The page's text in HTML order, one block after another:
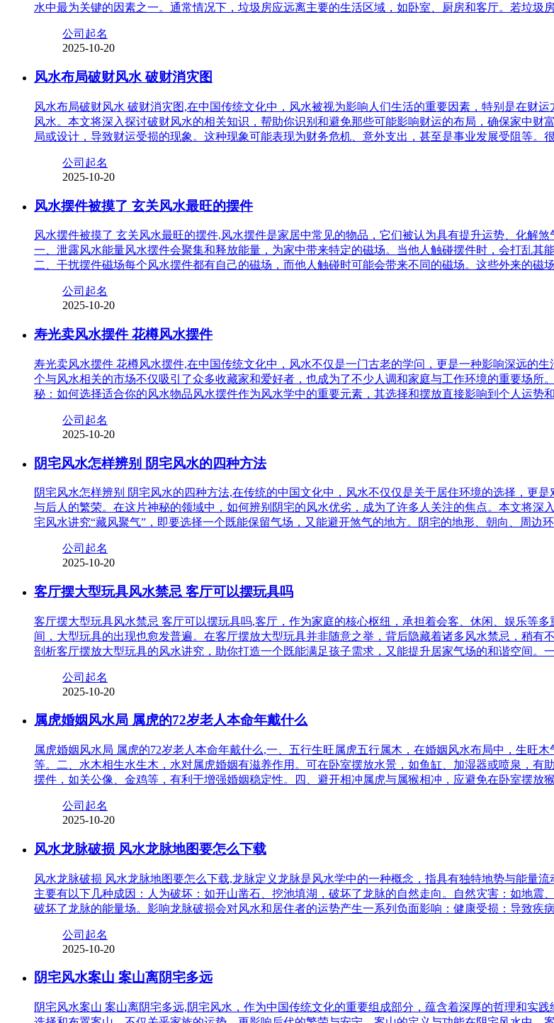
水中最为关键的因素之一。通常情况下，垃圾房应远离主要的生活区域，如卧室、厨房和客厅。若垃圾
公司起名
2025-10-20
风水布局破财风水 破财消灾图
风水布局破财风水 破财消灾图,在中国传统文化中，风水被视为影响人们生活的重要因素，特别是在财
风水。本文将深入探讨破财风水的相关知识，帮助你识别和避免那些可能影响财运的布局，确保家中
局或设计，导致财运受损的现象。这种现象可能表现为财务危机、意外支出，甚至是事业发展受阻等。
公司起名
2025-10-20
风水摆件被摸了 玄关风水最旺的摆件
风水摆件被摸了 玄关风水最旺的摆件,风水摆件是家居中常见的物品，它们被认为具有提升运势、化解
一、泄露风水能量风水摆件会聚集和释放能量，为家中带来特定的磁场。当他人触碰摆件时，会打乱其
二、干扰摆件磁场每个风水摆件都有自己的磁场，而他人触碰时可能会带来不同的磁场。这些外来的磁
公司起名
2025-10-20
寿光卖风水摆件 花樽风水摆件
寿光卖风水摆件 花樽风水摆件,在中国传统文化中，风水不仅是一门古老的学问，更是一种影响深远的
个与风水相关的市场不仅吸引了众多收藏家和爱好者，也成为了不少人调和家庭与工作环境的重要场
秘：如何选择适合你的风水物品风水摆件作为风水学中的重要元素，其选择和摆放直接影响到个人运势
公司起名
2025-10-20
阴宅风水怎样辨别 阴宅风水的四种方法
阴宅风水怎样辨别 阴宅风水的四种方法,在传统的中国文化中，风水不仅仅是关于居住环境的选择，更
与后人的繁荣。在这片神秘的领域中，如何辨别阴宅的风水优劣，成为了许多人关注的焦点。本文将
宅风水讲究“藏风聚气”，即要选择一个既能保留气场，又能避开煞气的地方。阴宅的地形、朝向、周边
公司起名
2025-10-20
客厅摆大型玩具风水禁忌 客厅可以摆玩具吗
客厅摆大型玩具风水禁忌 客厅可以摆玩具吗,客厅，作为家庭的核心枢纽，承担着会客、休闲、娱乐等
间，大型玩具的出现也愈发普遍。在客厅摆放大型玩具并非随意之举，背后隐藏着诸多风水禁忌，稍有
剖析客厅摆放大型玩具的风水讲究，助你打造一个既能满足孩子需求，又能提升居家气场的和谐空间。
公司起名
2025-10-20
属虎婚姻风水局 属虎的72岁老人本命年戴什么
属虎婚姻风水局 属虎的72岁老人本命年戴什么,一、五行生旺属虎五行属木，在婚姻风水布局中，生旺
等。二、水木相生水生木，水对属虎婚姻有滋养作用。可在卧室摆放水景，如鱼缸、加湿器或喷泉，
摆件，如关公像、金鸡等，有利于增强婚姻稳定性。四、避开相冲属虎与属猴相冲，应避免在卧室摆放
公司起名
2025-10-20
风水龙脉破损 风水龙脉地图要怎么下载
风水龙脉破损 风水龙脉地图要怎么下载,龙脉定义龙脉是风水学中的一种概念，指具有独特地势与能量
主要有以下几种成因：人为破坏：如开山凿石、挖池填湖，破坏了龙脉的自然走向。自然灾害：如地震
破坏了龙脉的能量场。影响龙脉破损会对风水和居住者的运势产生一系列负面影响：健康受损：导致疾
公司起名
2025-10-20
阴宅风水案山 案山离阴宅多远
阴宅风水案山 案山离阴宅多远,阴宅风水，作为中国传统文化的重要组成部分，蕴含着深厚的哲理和实